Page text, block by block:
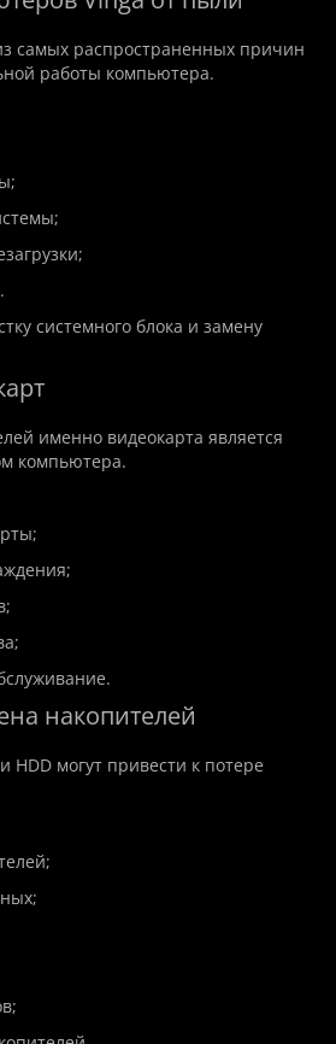
самых распространенных причин
работы компьютера.
системного блока и замену
именно видеокарта является
компьютера.
накопителей
HDD могут привести к потере